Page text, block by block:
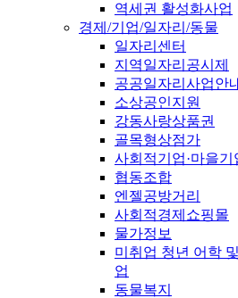
역세권 활성화사업
경제/기업/일자리/동물
일자리센터
지역일자리공시제
공공일자리사업안
소상공인지원
강동사랑상품권
골목형상점가
사회적기업·마을기
협동조합
엔젤공방거리
사회적경제쇼핑몰
물가정보
미취업 청년 어학
업
동물복지